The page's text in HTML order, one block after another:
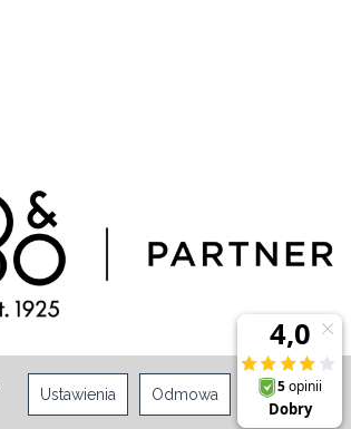
Ustawienia Odmowa Zgoda